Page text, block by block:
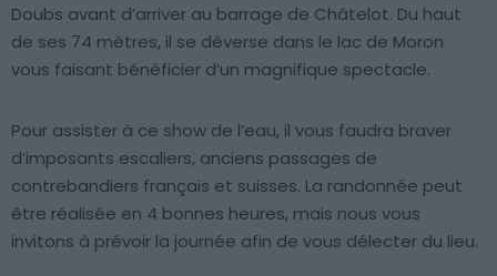
Doubs avant d’arriver au barrage de Châtelot. Du haut
de ses 74 mètres, il se déverse dans le lac de Moron
vous faisant bénéficier d’un magnifique spectacle.
Pour assister à ce show de l’eau, il vous faudra braver
d’imposants escaliers, anciens passages de
contrebandiers français et suisses. La randonnée peut
être réalisée en 4 bonnes heures, mais nous vous
invitons à prévoir la journée afin de vous délecter du lieu.